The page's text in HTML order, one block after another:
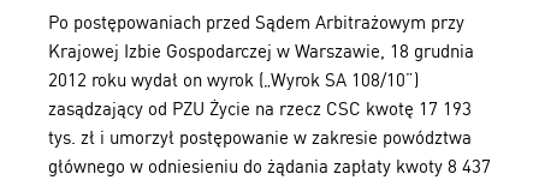
Po postępowaniach przed Sądem Arbitrażowym przy
Krajowej Izbie Gospodarczej w Warszawie, 18 grudnia
2012 roku wydał on wyrok („Wyrok SA 108/10”)
zasądzający od PZU Życie na rzecz CSC kwotę 17 193
tys. zł i umorzył postępowanie w zakresie powództwa
głównego w odniesieniu do żądania zapłaty kwoty 8 437